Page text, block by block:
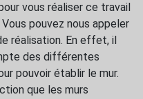
vous réaliser ce travail
pouvez nous appeler
réalisation. En effet, il
des différentes
pouvoir établir le mur.
que les murs